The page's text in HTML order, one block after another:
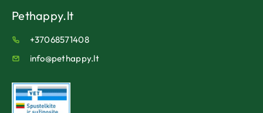
Pethappy.lt
+37068571408
info@pethappy.lt